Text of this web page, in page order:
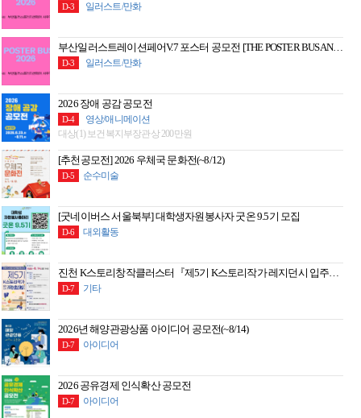
D-3 일러스트/만화
부산일러스트레이션페어V.7 포스터 공모전 [THE POSTER BUSAN 2026]
D-3 일러스트/만화
2026 장애 공감 공모전
D-4
영상/애니메이션
대상(1) 보건복지부장관상 200만원
[추천공모전] 2026 우체국 문화전(~8/12)
D-5 순수미술
[굿네이버스 서울북부] 대학생자원봉사자 굿온 9.5기 모집
D-6 대외활동
진천 K스토리창작클러스터『제5기 K스토리작가 레지던시 입주작가』(~8/14)
D-7 기타
2026년 해양관광상품 아이디어 공모전(~8/14)
D-7 아이디어
2026 공유경제 인식확산 공모전
D-7 아이디어